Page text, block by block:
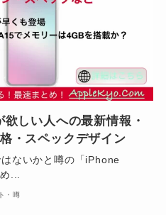
しい人への最新情報・
・スペックデザイン
ないかと噂の「iPhone
...
・噂